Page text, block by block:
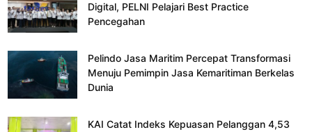
Digital, PELNI Pelajari Best Practice
Pencegahan
Pelindo Jasa Maritim Percepat Transformasi
Menuju Pemimpin Jasa Kemaritiman Berkelas
Dunia
KAI Catat Indeks Kepuasan Pelanggan 4,53